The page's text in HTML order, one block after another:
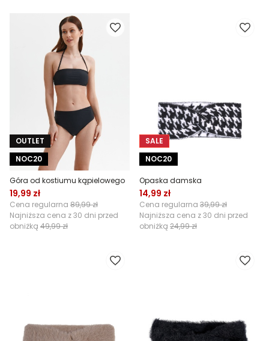
OUTLET
NOC20
Góra od kostiumu kąpielowego
19,99 zł
Cena regularna 89,99 zł
Najniższa cena z 30 dni przed
obniżką 49,99 zł
SALE
NOC20
Opaska damska
14,99 zł
Cena regularna 39,99 zł
Najniższa cena z 30 dni przed
obniżką 24,99 zł